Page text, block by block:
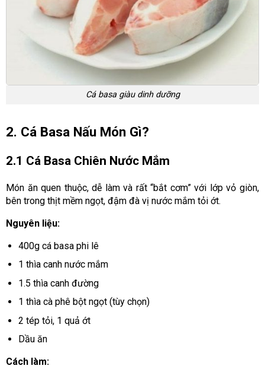
Cá basa giàu dinh dưỡng
2. Cá Basa Nấu Món Gì?
2.1 Cá Basa Chiên Nước Mắm
Món ăn quen thuộc, dễ làm và rất “bắt cơm” với lớp vỏ giòn,
bên trong thịt mềm ngọt, đậm đà vị nước mắm tỏi ớt.
Nguyên liệu:
400g cá basa phi lê
1 thìa canh nước mắm
1.5 thìa canh đường
1 thìa cà phê bột ngọt (tùy chọn)
2 tép tỏi, 1 quả ớt
Dầu ăn
Cách làm: